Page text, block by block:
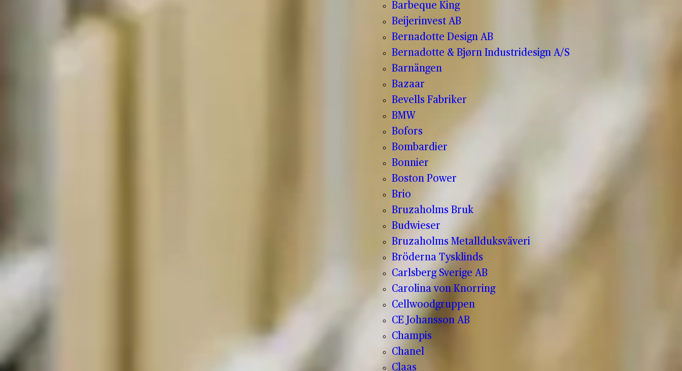
Barbeque King
Beijerinvest AB
Bernadotte Design AB
Bernadotte & Bjørn Industridesign A/S
Barnängen
Bazaar
Bevells Fabriker
BMW
Bofors
Bombardier
Bonnier
Boston Power
Brio
Bruzaholms Bruk
Budwieser
Bruzaholms Metallduksväveri
Bröderna Tysklinds
Carlsberg Sverige AB
Carolina von Knorring
Cellwoodgruppen
CE Johansson AB
Champis
Chanel
Claas